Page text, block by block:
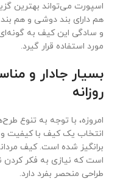
اسپورت می‌تواند بهترین
هم دارای بند دوشی و هم
و سادگی این کیف به
مورد استفاده قرار گیرد.
بسیار جادار و
روزانه
امروزه، با توجه به تنوع
انتخاب یک کیف با کیفیت و
برانگیز شده است. کیف
است که نیازی به فکر کردن
طراحی منحصر بفرد دارد.